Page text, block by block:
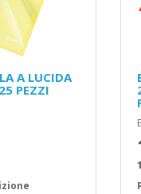
A LUCIDA
PEZZI